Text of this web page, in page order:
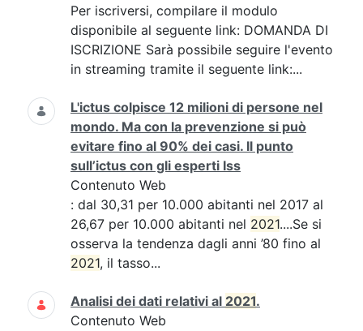
Per iscriversi, compilare il modulo
disponibile al seguente link: DOMANDA DI
ISCRIZIONE Sarà possibile seguire l'evento
in streaming tramite il seguente link:...
L'ictus colpisce 12 milioni di persone nel
mondo. Ma con la prevenzione si può
evitare fino al 90% dei casi. Il punto
sull’ictus con gli esperti Iss
Contenuto Web
: dal 30,31 per 10.000 abitanti nel 2017 al
26,67 per 10.000 abitanti nel 2021....Se si
osserva la tendenza dagli anni ’80 fino al
2021, il tasso...
Analisi dei dati relativi al 2021.
Contenuto Web